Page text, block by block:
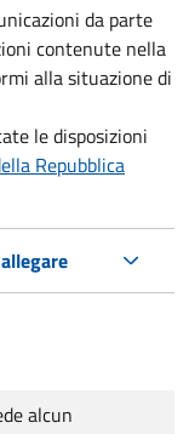
da parte
contenute nella
alla situazione di
le disposizioni
Repubblica
alcun